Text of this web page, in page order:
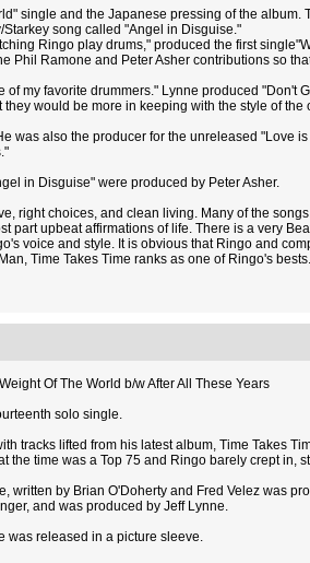
single and the Japanese pressing of the
song called "Angel in Disguise."
Ringo play drums," produced the first
Phil Ramone and Peter Asher contributions so
my favorite drummers." Lynne produced "Don't
would be more in keeping with the style of the
was also the producer for the unreleased "Love
in Disguise" were produced by Peter Asher.
right choices, and clean living. Many of the
part upbeat affirmations of life. There is a very
voice and style. It is obvious that Ringo and
Time Takes Time ranks as one of Ringo's bests.
Of The World b/w After All These Years
solo single.
tracks lifted from his latest album, Time Takes
the time was a Top 75 and Ringo barely crept in,
written by Brian O'Doherty and Fred Velez was
and was produced by Jeff Lynne.
was released in a picture sleeve.